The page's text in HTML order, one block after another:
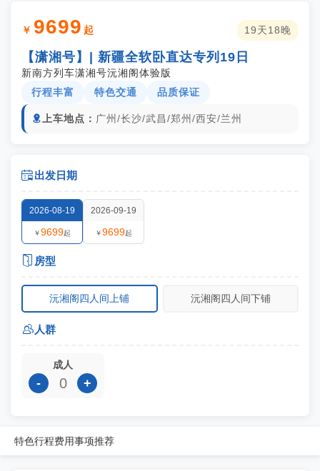
￥ 9699 起 19天18晚
【潇湘号】| 新疆全软卧直达专列19日
新南方列车潇湘号沅湘阁体验版
行程丰富
特色交通 品质保证
 上车地点： 广州/长沙/武昌/郑州/西安/兰州
出发日期
2026-08-19
￥9699起
2026-09-19
￥9699起
 房型
沅湘阁四人间上铺 沅湘阁四人间下铺
 人群
成人
- +
特色行程费用事项推荐